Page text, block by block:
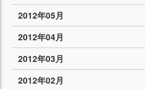
2012年05月
2012年04月
2012年03月
2012年02月